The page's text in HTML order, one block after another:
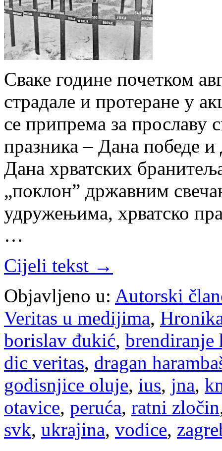
Сваке године почетком
страдале и протеране у
се припрема за прославу
празника – Дана победе
Дана хрватских
„поклон” државним
удружењима, хрватско
…
Cijeli tekst →
Objavljeno u: Autorski
Veritas u medijima,
borislav đukić, brendiranje
dic veritas, dragan
godisnjice oluje, ius, jna,
otavice, peruća, ratni zločin
svk, ukrajina, vodice,